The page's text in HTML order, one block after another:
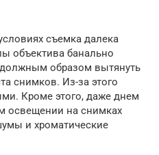
съемка далека
объектива банально
должным образом вытянуть
снимков. Из-за этого
Кроме этого, даже днем
освещении на снимках
и хроматические